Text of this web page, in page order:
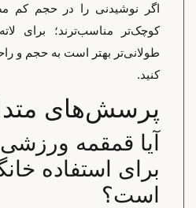
اگر نوشیدنی را در حجم کم
کوچک‌تر مناسب‌ترند؛ برای
طولانی‌تر بهتر است به حجم و
کنید.
پرسش‌های
آیا قمقمه
برای استفاده
است؟